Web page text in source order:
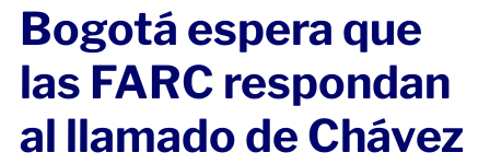
Bogotá espera que
las FARC respondan
al llamado de Chávez